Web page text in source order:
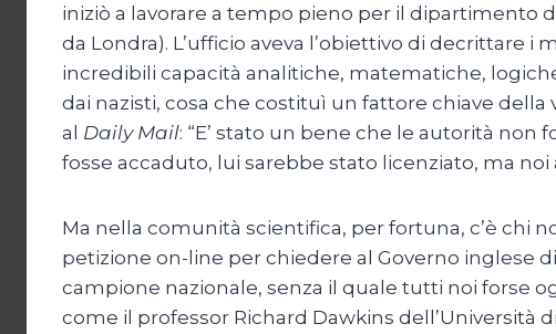
iniziò a lavorare a tempo pieno per il dipartimento
da Londra). L’ufficio aveva l’obiettivo di decrittare
incredibili capacità analitiche, matematiche,
dai nazisti, cosa che costituì un fattore chiave
al Daily Mail: “E’ stato un bene che le autorità
fosse accaduto, lui sarebbe stato licenziato, ma noi
Ma nella comunità scientifica, per fortuna, c’è chi
petizione on-line per chiedere al Governo
campione nazionale, senza il quale tutti noi forse
come il professor Richard Dawkins